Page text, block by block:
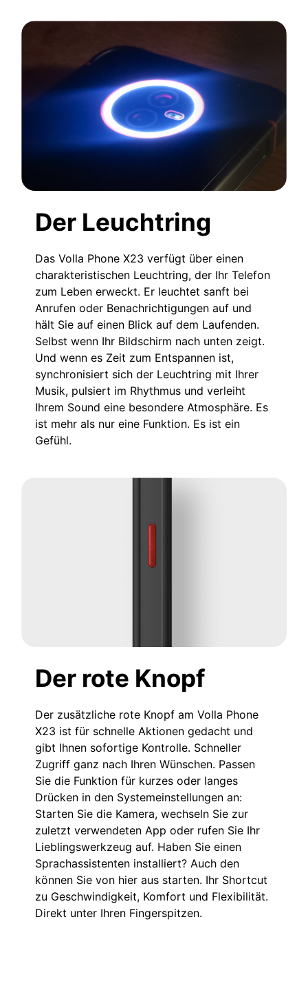
Der Leuchtring
Das Volla Phone X23 verfügt über einen
charakteristischen Leuchtring, der Ihr Telefon
zum Leben erweckt. Er leuchtet sanft bei
Anrufen oder Benachrichtigungen auf und
hält Sie auf einen Blick auf dem Laufenden.
Selbst wenn Ihr Bildschirm nach unten zeigt.
Und wenn es Zeit zum Entspannen ist,
synchronisiert sich der Leuchtring mit Ihrer
Musik, pulsiert im Rhythmus und verleiht
Ihrem Sound eine besondere Atmosphäre. Es
ist mehr als nur eine Funktion. Es ist ein
Gefühl.
Der rote Knopf
Der zusätzliche rote Knopf am Volla Phone
X23 ist für schnelle Aktionen gedacht und
gibt Ihnen sofortige Kontrolle. Schneller
Zugriff ganz nach Ihren Wünschen. Passen
Sie die Funktion für kurzes oder langes
Drücken in den Systemeinstellungen an:
Starten Sie die Kamera, wechseln Sie zur
zuletzt verwendeten App oder rufen Sie Ihr
Lieblingswerkzeug auf. Haben Sie einen
Sprachassistenten installiert? Auch den
können Sie von hier aus starten. Ihr Shortcut
zu Geschwindigkeit, Komfort und Flexibilität.
Direkt unter Ihren Fingerspitzen.